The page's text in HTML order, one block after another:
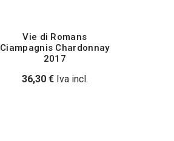
Vie di Romans
Ciampagnis Chardonnay
2017
36,30 € Iva incl.